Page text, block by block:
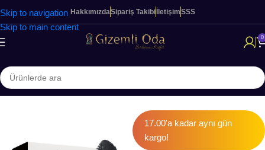
Skip to navigation
Skip to main content
HakkımızdaSipariş Takibi İletişimSSS
0
Ana Sayfa Halka & Kılıflar
17.00'a kadar aynı gün
kargo!